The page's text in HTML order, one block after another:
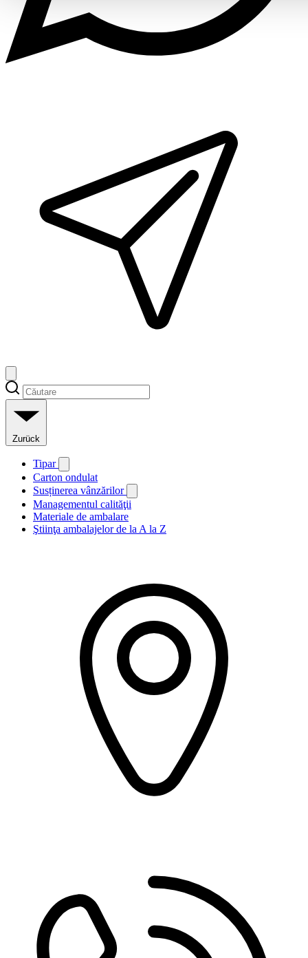
Zurück
Tipar
Carton ondulat
Susținerea vânzărilor
Managementul calităţii
Materiale de ambalare
Ştiinţa ambalajelor de la A la Z